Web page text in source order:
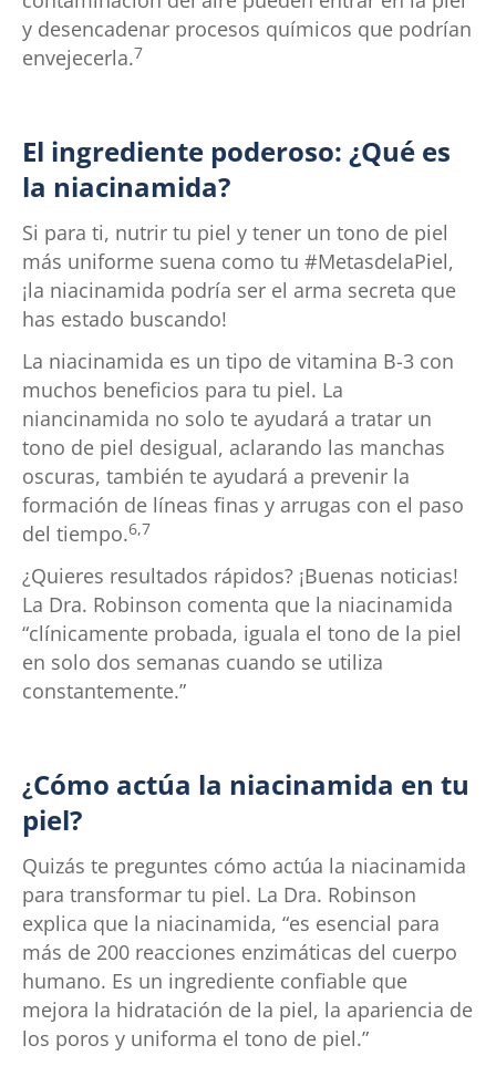
y desencadenar procesos químicos que podrían
envejecerla.7
El ingrediente poderoso: ¿Qué es
la niacinamida?
Si para ti, nutrir tu piel y tener un tono de piel
más uniforme suena como tu #MetasdelaPiel,
¡la niacinamida podría ser el arma secreta que
has estado buscando!
La niacinamida es un tipo de vitamina B-3 con
muchos beneficios para tu piel. La
niancinamida no solo te ayudará a tratar un
tono de piel desigual, aclarando las manchas
oscuras, también te ayudará a prevenir la
formación de líneas finas y arrugas con el paso
del tiempo.6,7
¿Quieres resultados rápidos? ¡Buenas noticias!
La Dra. Robinson comenta que la niacinamida
“clínicamente probada, iguala el tono de la piel
en solo dos semanas cuando se utiliza
constantemente.”
¿Cómo actúa la niacinamida en tu
piel?
Quizás te preguntes cómo actúa la niacinamida
para transformar tu piel. La Dra. Robinson
explica que la niacinamida, “es esencial para
más de 200 reacciones enzimáticas del cuerpo
humano. Es un ingrediente confiable que
mejora la hidratación de la piel, la apariencia de
los poros y uniforma el tono de piel.”